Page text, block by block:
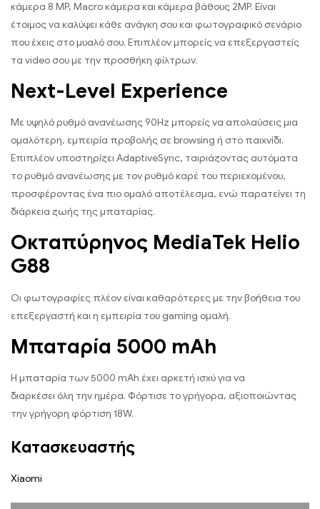
κάμερα 8 MP, Macro κάμερα και κάμερα βάθους 2MP. Είναι
έτοιμος να καλύψει κάθε ανάγκη σου και φωτογραφικό σενάριο
που έχεις στο μυαλό σου. Επιπλέον μπορείς να επεξεργαστείς
τα video σου με την προσθήκη φίλτρων.
Next-Level Experience
Με υψηλό ρυθμό ανανέωσης 90Hz μπορείς να απολαύσεις μια
ομαλότερη, εμπειρία προβολής σε browsing ή στο παιχνίδι.
Επιπλέον υποστηρίζει AdaptiveSync, ταιριάζοντας αυτόματα
το ρυθμό ανανέωσης με τον ρυθμό καρέ του περιεχομένου,
προσφέροντας ένα πιο ομαλό αποτέλεσμα, ενώ παρατείνει τη
διάρκεια ζωής της μπαταρίας.
Οκταπύρηνος MediaTek Helio
G88
Οι φωτογραφίες πλέον είναι καθαρότερες με την βοήθεια του
επεξεργαστή και η εμπειρία του gaming ομαλή.
Μπαταρία 5000 mAh
Η μπαταρία των 5000 mAh έχει αρκετή ισχύ για να
διαρκέσει όλη την ημέρα. Φόρτισε το γρήγορα, αξιοποιώντας
την γρήγορη φόρτιση 18W.
Κατασκευαστής
Xiaomi